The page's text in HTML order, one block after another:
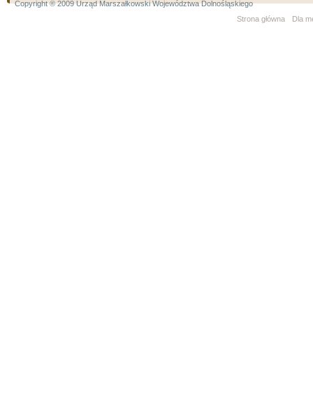
Copyright ® 2009 Urząd Marszałkowski Województwa Dolnośląskiego
Strona główna
Dla